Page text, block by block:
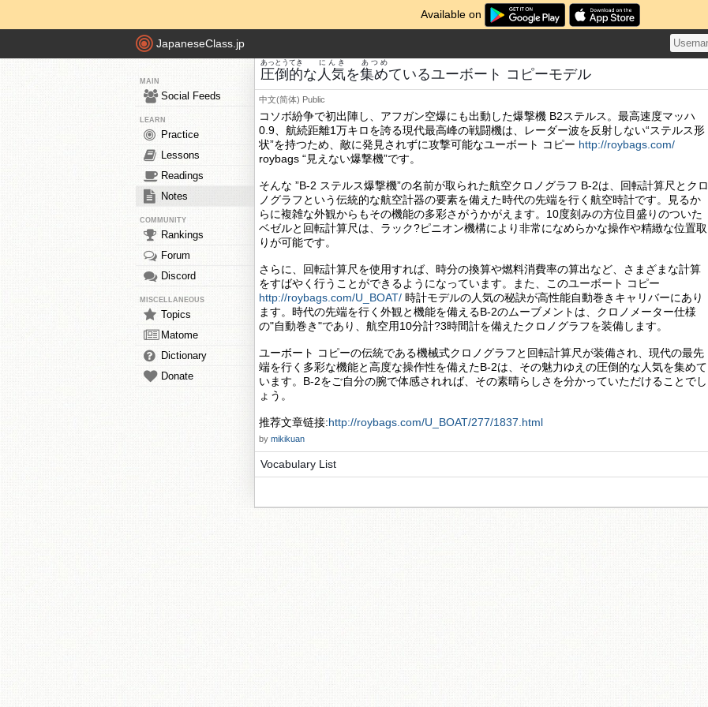
Available on
JapaneseClass.jp
MAIN
Social Feeds
LEARN
Practice
Lessons
Readings
Notes
COMMUNITY
Rankings
Forum
Discord
MISCELLANEOUS
Topics
Matome
Dictionary
Donate
圧倒的
あっとうてき
な 人気
にんき
を集め
あつめ
ているユーボート コピーモデル
中文(简体) Public
コソボ紛争で初出陣し、アフガン空爆にも出動した爆撃機 B2ステルス。最高速度マッハ
0.9、航続距離1万キロを誇る現代最高峰の戦闘機は、レーダー波を反射しない“ステルス形
状”を持つため、敵に発見されずに攻撃可能なユーボート コピー http://roybags.com/
roybags “見えない爆撃機”です。
そんな ”B-2 ステルス爆撃機”の名前が取られた航空クロノグラフ B-2は、回転計算尺とクロ
ノグラフという伝統的な航空計器の要素を備えた時代の先端を行く航空時計です。見るか
らに複雑な外観からもその機能の多彩さがうかがえます。10度刻みの方位目盛りのついた
ベゼルと回転計算尺は、ラック?ピニオン機構により非常になめらかな操作や精緻な位置取
りが可能です。
さらに、回転計算尺を使用すれば、時分の換算や燃料消費率の算出など、さまざまな計算
をすばやく行うことができるようになっています。また、このユーボート コピー
http://roybags.com/U_BOAT/
ます。時代の先端を行く外観と機能を備えるB-2のムーブメントは、クロノメーター仕様
の"自動巻き"であり、航空用10分計?3時間計を備えたクロノグラフを装備します。
ユーボート コピーの伝統である機械式クロノグラフと回転計算尺が装備され、現代の最先
端を行く多彩な機能と高度な操作性を備えたB-2は、その魅力ゆえの圧倒的な人気を集めて
います。B-2をご自分の腕で体感されれば、その素晴らしさを分かっていただけることでし
ょう。
推荐文章链接:http://roybags.com/U_BOAT/277/1837.html
by mikikuan
Vocabulary List